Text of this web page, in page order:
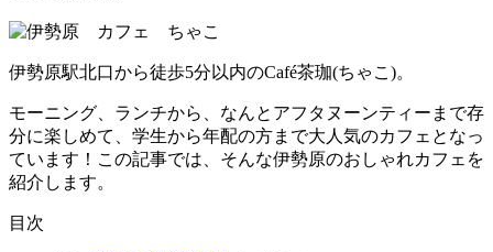
伊勢原駅北口から徒歩5分以内のCafé茶珈(ちゃこ)。
モーニング、ランチから、なんとアフタヌーンティーまで存
分に楽しめて、学生から年配の方まで大人気のカフェとなっ
ています！この記事では、そんな伊勢原のおしゃれカフェを
紹介します。
目次